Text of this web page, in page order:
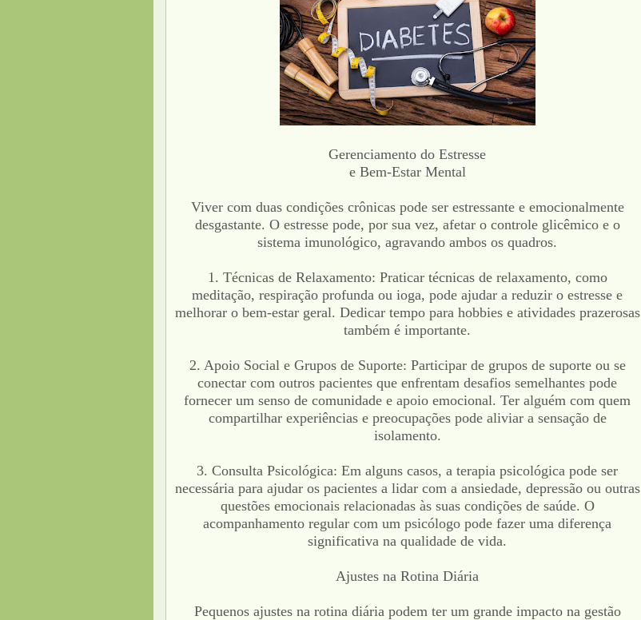
Gerenciamento do Estresse
e Bem-Estar Mental
Viver com duas condições crônicas pode ser estressante e emocionalmente
desgastante. O estresse pode, por sua vez, afetar o controle glicêmico e o
sistema imunológico, agravando ambos os quadros.
1. Técnicas de Relaxamento: Praticar técnicas de relaxamento, como
meditação, respiração profunda ou ioga, pode ajudar a reduzir o estresse e
melhorar o bem-estar geral. Dedicar tempo para hobbies e atividades prazerosas
também é importante.
2. Apoio Social e Grupos de Suporte: Participar de grupos de suporte ou se
conectar com outros pacientes que enfrentam desafios semelhantes pode
fornecer um senso de comunidade e apoio emocional. Ter alguém com quem
compartilhar experiências e preocupações pode aliviar a sensação de
isolamento.
3. Consulta Psicológica: Em alguns casos, a terapia psicológica pode ser
necessária para ajudar os pacientes a lidar com a ansiedade, depressão ou outras
questões emocionais relacionadas às suas condições de saúde. O
acompanhamento regular com um psicólogo pode fazer uma diferença
significativa na qualidade de vida.
Ajustes na Rotina Diária
Pequenos ajustes na rotina diária podem ter um grande impacto na gestão